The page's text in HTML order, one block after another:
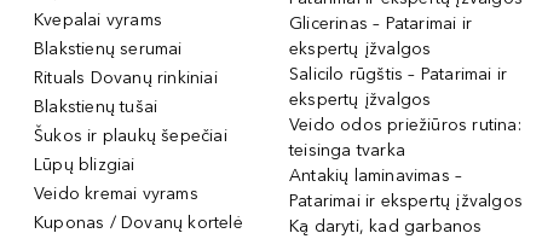
Kvepalai vyrams
Blakstienų serumai
Rituals Dovanų rinkiniai
Blakstienų tušai
Šukos ir plaukų šepečiai
Lūpų blizgiai
Veido kremai vyrams
Kuponas / Dovanų kortelė
Glicerinas – Patarimai ir
ekspertų įžvalgos
Salicilo rūgštis – Patarimai ir
ekspertų įžvalgos
Veido odos priežiūros rutina:
teisinga tvarka
Antakių laminavimas –
Patarimai ir ekspertų įžvalgos
Ką daryti, kad garbanos